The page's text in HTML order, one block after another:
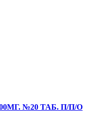
№20 ТАБ. П/П/О